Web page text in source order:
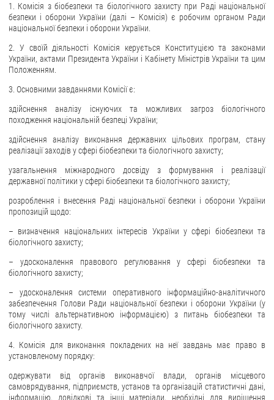
1. Комісія з біобезпеки та біологічного захисту при Раді національної
безпеки і оборони України (далі – Комісія) є робочим органом Ради
національної безпеки і оборони України.
2.
У своїй діяльності Комісія керується Конституцією та законами
України, актами Президента України і Кабінету Міністрів України та цим
Положенням.
3. Основними завданнями Комісії є:
здійснення аналізу існуючих та можливих загроз біологічного
походження національній безпеці України;
здійснення аналізу виконання державних цільових програм, стану
реалізації заходів у сфері біобезпеки та біологічного захисту;
узагальнення міжнародного досвіду з формування і реалізації
державної політики у сфері біобезпеки та біологічного захисту;
розроблення і внесення Раді національної безпеки і оборони України
пропозицій щодо:
– визначення національних інтересів України у сфері біобезпеки та
біологічного захисту;
– удосконалення правового регулювання у сфері біобезпеки та
біологічного захисту;
– удосконалення системи оперативного інформаційно-аналітичного
забезпечення Голови Ради національної безпеки і оборони України (у
тому числі альтернативною інформацією) з питань біобезпеки та
біологічного захисту.
4. Комісія для виконання покладених на неї завдань має право в
установленому порядку:
одержувати від органів виконавчої влади, органів місцевого
самоврядування, підприємств, установ та організацій статистичні дані,
інформацію, довідкові та інші матеріали, необхідні для вирішення